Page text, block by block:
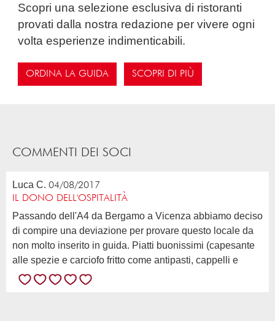
Scopri una selezione esclusiva di ristoranti
provati dalla nostra redazione per vivere ogni
volta esperienze indimenticabili.
ORDINA LA GUIDA SCOPRI DI PIÙ
COMMENTI DEI SOCI
Luca C. 04/08/2017
IL DONO DELL'OSPITALITÀ
Passando dell'A4 da Bergamo a Vicenza abbiamo deciso
di compire una deviazione per provare questo locale da
non molto inserito in guida. Piatti buonissimi (capesante
alle spezie e carciofo fritto come antipasti, cappelli e
tortelli come primi). Ottimi tutti i piatti, il giusto equilibrio